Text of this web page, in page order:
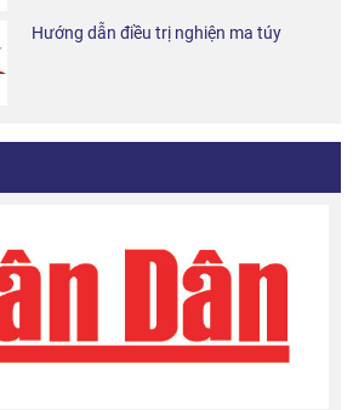
Hướng dẫn điều trị nghiện ma túy